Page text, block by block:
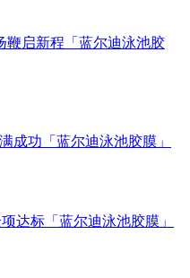
鞭启新程「蓝尔迪泳池胶
成功「蓝尔迪泳池胶膜」
达标「蓝尔迪泳池胶膜」